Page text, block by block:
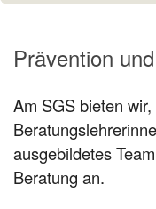
Prävention
Am SGS bieten
ausgebildetes
Beratung an.